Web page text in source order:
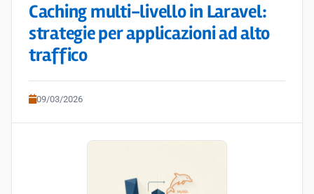
Caching multi-livello in Laravel:
strategie per applicazioni ad alto
traffico
09/03/2026